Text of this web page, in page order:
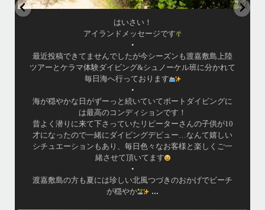
はいさい！
アイランドメッセージです
•
最近投稿できてませんでしたが今シーズンも渡嘉敷島上陸
ツアーとケラマ体験ダイビング&シュノーケル班に分かれて
毎日海へ行っております
•
海が穏やかな日がずーっと続いていてボートダイビングに
は最高のコンディションです！
昔よく潜りに来て下さっていたリピーターさんの子供が10
才になったので一緒にダイビングデビュー…なんて嬉しい
シチュエーションもあり、毎日色々なお客様と楽しくご一
緒させて頂いてます
•
渡嘉敷島の方も夏には珍しい北風つづきのおかげでビーチ
が穏やか
...